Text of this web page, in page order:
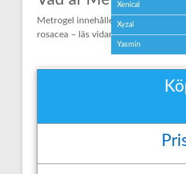
Xenical
Xyzal
Yasmin
Metrogel innehåller en antibiotika
rosacea – läs vidare för råd om hur